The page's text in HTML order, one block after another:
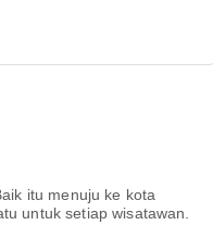
itu menuju ke kota
untuk setiap wisatawan.